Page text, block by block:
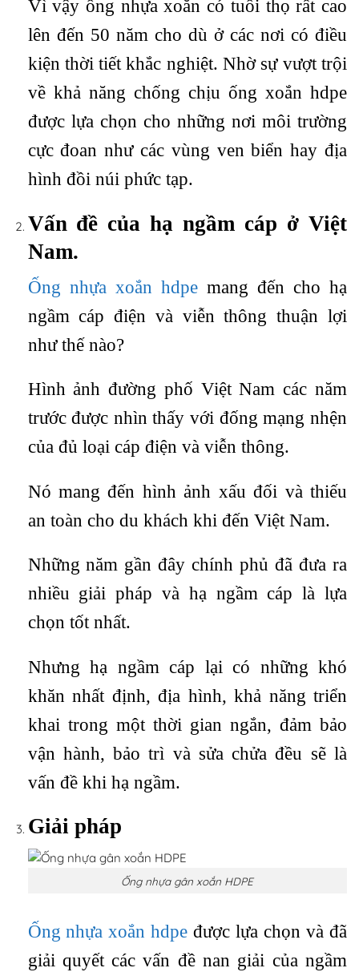
Vì vậy ống nhựa xoắn có tuổi thọ rất cao
lên đến 50 năm cho dù ở các nơi có điều
kiện thời tiết khắc nghiệt. Nhờ sự vượt trội
về khả năng chống chịu ống xoắn hdpe
được lựa chọn cho những nơi môi trường
cực đoan như các vùng ven biển hay địa
hình đồi núi phức tạp.
Vấn đề của hạ ngầm cáp ở Việt
Nam.
Ống nhựa xoắn hdpemang đến cho hạ
ngầm cáp điện và viễn thông thuận lợi
như thế nào?
Hình ảnh đường phố Việt Nam các năm
trước được nhìn thấy với đống mạng nhện
của đủ loại cáp điện và viễn thông.
Nó mang đến hình ảnh xấu đối và thiếu
an toàn cho du khách khi đến Việt Nam.
Những năm gần đây chính phủ đã đưa ra
nhiều giải pháp và hạ ngầm cáp là lựa
chọn tốt nhất.
Nhưng hạ ngầm cáp lại có những khó
khăn nhất định, địa hình, khả năng triển
khai trong một thời gian ngắn, đảm bảo
vận hành, bảo trì và sửa chửa đều sẽ là
vấn đề khi hạ ngầm.
Giải pháp
Ống nhựa gân xoắn HDPE
Ống nhựa xoắn hdpe được lựa chọn và đã
giải quyết các vấn đề nan giải của ngầm